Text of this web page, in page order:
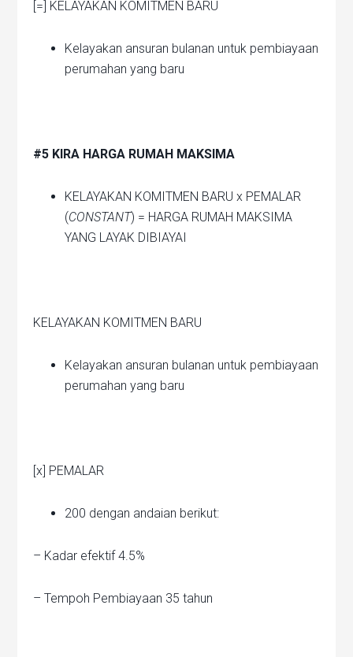
[=] KELAYAKAN KOMITMEN BARU
Kelayakan ansuran bulanan untuk pembiayaan
perumahan yang baru
#5 KIRA HARGA RUMAH MAKSIMA
KELAYAKAN KOMITMEN BARU x PEMALAR
(CONSTANT) = HARGA RUMAH MAKSIMA
YANG LAYAK DIBIAYAI
KELAYAKAN KOMITMEN BARU
Kelayakan ansuran bulanan untuk pembiayaan
perumahan yang baru
[x] PEMALAR
200 dengan andaian berikut:
– Kadar efektif 4.5%
– Tempoh Pembiayaan 35 tahun